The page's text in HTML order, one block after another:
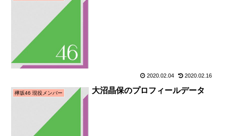
2020.02.04 2020.02.16
欅坂46 現役メンバー 大沼晶保のプロフィールデータ